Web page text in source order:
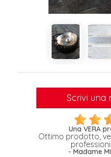
Scrivi una
Una VERA
Ottimo prodotto,
- Madame